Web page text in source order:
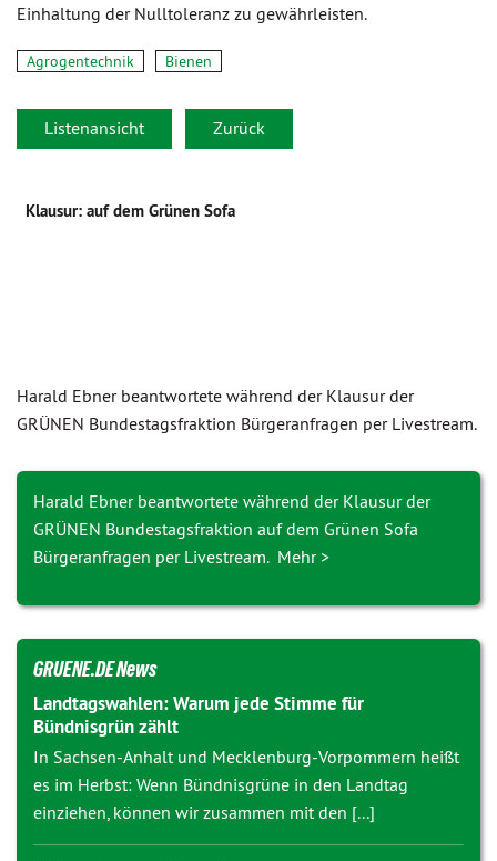
Einhaltung der Nulltoleranz zu gewährleisten.
Agrogentechnik Bienen
Listenansicht Zurück
Klausur: auf dem Grünen Sofa
Harald Ebner beantwortete während der Klausur der
GRÜNEN Bundes­tags­fraktion Bürgeranfragen per Livestream.
Harald Ebner beantwortete während der Klausur der
GRÜNEN Bundestagsfraktion auf dem Grünen Sofa
Bürgeranfragen per Livestream. Mehr >
GRUENE.DE News
Landtagswahlen: Warum jede Stimme für
Bündnisgrün zählt
In Sachsen-Anhalt und Mecklenburg-Vorpommern heißt
es im Herbst: Wenn Bündnisgrüne in den Landtag
einziehen, können wir zusammen mit den [...]